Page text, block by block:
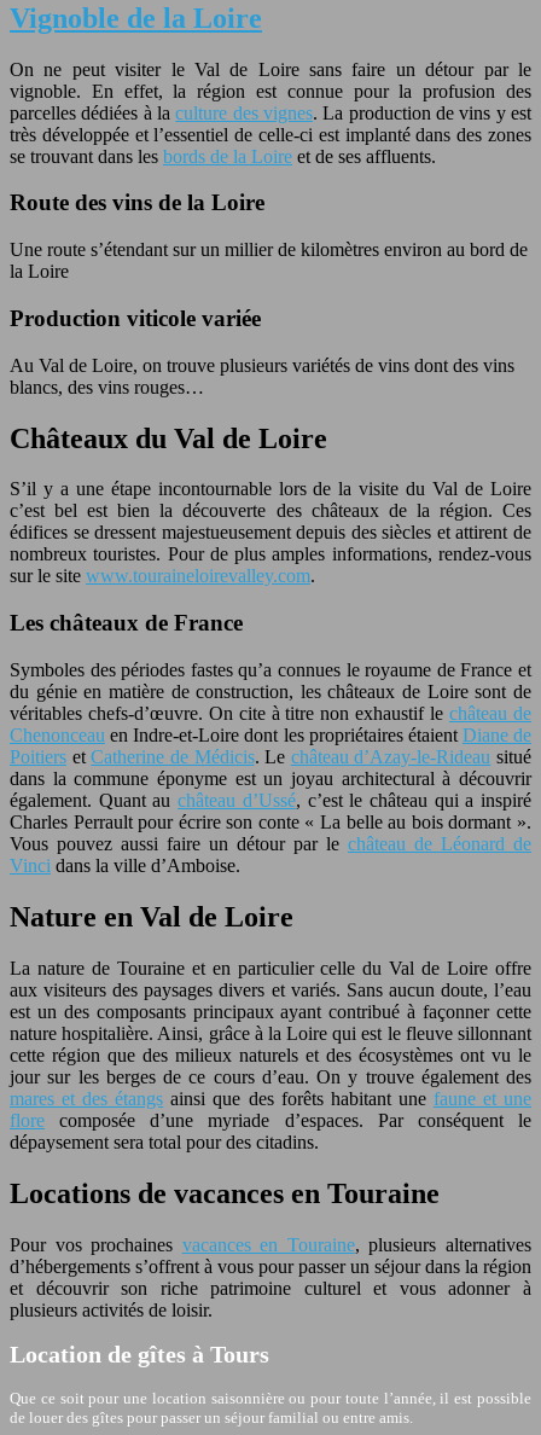
Vignoble de la Loire
On ne peut visiter le Val de Loire sans faire un détour par le
vignoble. En effet, la région est connue pour la profusion des
parcelles dédiées à laculture des vignes. La production de vins y est
très développée et l’essentiel de celle-ci est implanté dans des zones
se trouvant dans les bords de la Loire et de ses affluents.
Route des vins de la Loire
Une route s’étendant sur un millier de kilomètres environ au bord de
la Loire
Production viticole variée
Au Val de Loire, on trouve plusieurs variétés de vins dont des vins
blancs, des vins rouges…
Châteaux du Val de Loire
S’il y a une étape incontournable lors de la visite du Val de Loire
c’est bel est bien la découverte des châteaux de la région. Ces
édifices se dressent majestueusement depuis des siècles et attirent de
nombreux touristes. Pour de plus amples informations, rendez-vous
sur le site www.touraineloirevalley.com.
Les châteaux de France
Symboles des périodes fastes qu’a connues le royaume de France et
du génie en matière de construction, les châteaux de Loire sont de
véritables chefs-d’œuvre. On cite à titre non exhaustif lechâteau de
Chenonceau en Indre-et-Loire dont les propriétaires étaient Diane de
Poitiers etCatherine de Médicis. Le château d’Azay-le-Rideau situé
dans la commune éponyme est un joyau architectural à découvrir
également. Quant auchâteau d’Ussé, c’est le château qui a inspiré
Charles Perrault pour écrire son conte « La belle au bois dormant ».
Vous pouvez aussi faire un détour par le château de Léonard de
Vinci dans la ville d’Amboise.
Nature en Val de Loire
La nature de Touraine et en particulier celle du Val de Loire offre
aux visiteurs des paysages divers et variés. Sans aucun doute, l’eau
est un des composants principaux ayant contribué à façonner cette
nature hospitalière. Ainsi, grâce à la Loire qui est le fleuve sillonnant
cette région que des milieux naturels et des écosystèmes ont vu le
jour sur les berges de ce cours d’eau. On y trouve également des
mares et des étangs ainsi que des forêts habitant une faune et une
flore composée d’une myriade d’espaces. Par conséquent le
dépaysement sera total pour des citadins.
Locations de vacances en Touraine
Pour vos prochaines vacances en Touraine, plusieurs alternatives
d’hébergements s’offrent à vous pour passer un séjour dans la région
et découvrir son riche patrimoine culturel et vous adonner à
plusieurs activités de loisir.
Location de gîtes à Tours
Que ce soit pour une location saisonnière ou pour toute l’année, il est possible
de louer des gîtes pour passer un séjour familial ou entre amis.